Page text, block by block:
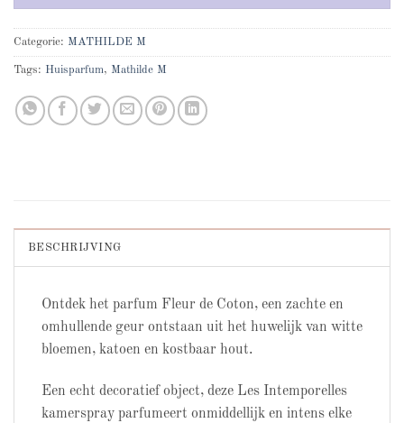
Categorie: MATHILDE M
Tags: Huisparfum, Mathilde M
BESCHRIJVING
Ontdek het parfum Fleur de Coton, een zachte en
omhullende geur ontstaan ​​uit het huwelijk van witte
bloemen, katoen en kostbaar hout.
Een echt decoratief object, deze Les Intemporelles
kamerspray parfumeert onmiddellijk en intens elke